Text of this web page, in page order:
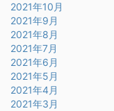
2021年10月
2021年9月
2021年8月
2021年7月
2021年6月
2021年5月
2021年4月
2021年3月